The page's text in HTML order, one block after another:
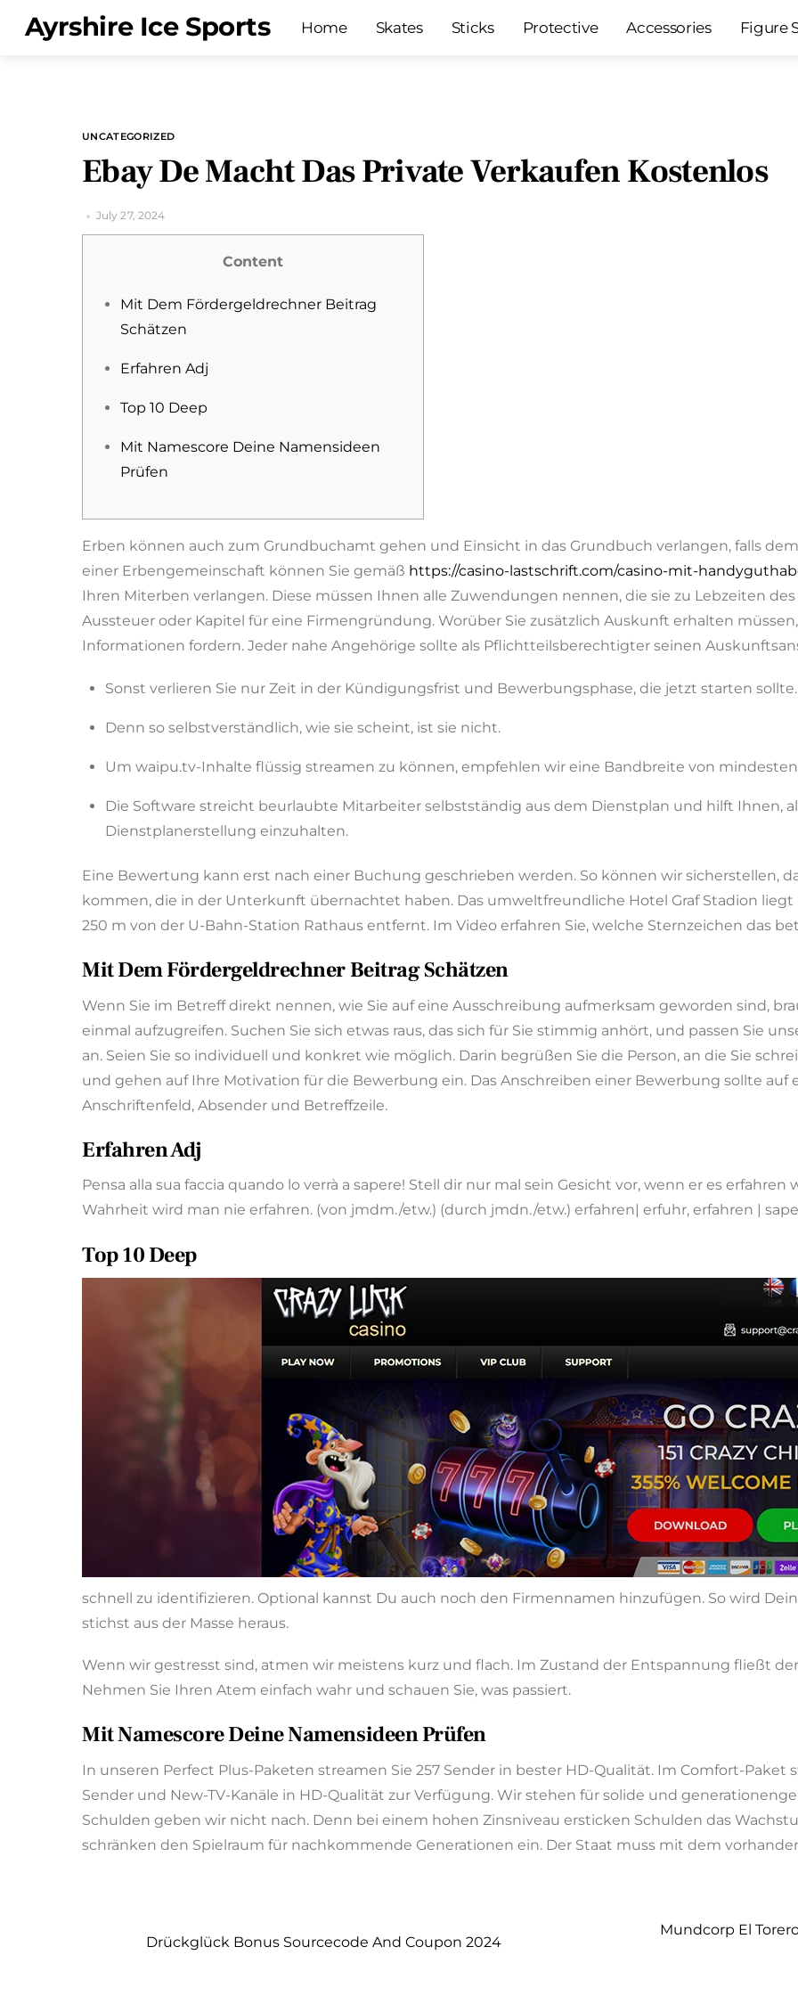
Ayrshire Ice Sports Home Skates Sticks Protective Accessories Figure
UNCATEGORIZED
Ebay De Macht Das Private Verkaufen Kostenlos
July 27, 2024
Content
Mit Dem Fördergeldrechner Beitrag
Schätzen
Erfahren Adj
Top 10 Deep
Mit Namescore Deine Namensideen
Prüfen
Erben können auch zum Grundbuchamt gehen und Einsicht in das Grundbuch verlangen, falls
einer Erbengemeinschaft können Sie gemäß https://casino-lastschrift.com/casino-mit-
Ihren Miterben verlangen. Diese müssen Ihnen alle Zuwendungen nennen, die sie zu Lebzeiten
Aussteuer oder Kapitel für eine Firmengründung. Worüber Sie zusätzlich Auskunft erhalten
Informationen fordern. Jeder nahe Angehörige sollte als Pflichtteilsberechtigter seinen
Sonst verlieren Sie nur Zeit in der Kündigungsfrist und Bewerbungsphase, die jetzt starten sollte.
Denn so selbstverständlich, wie sie scheint, ist sie nicht.
Um waipu.tv-Inhalte flüssig streamen zu können, empfehlen wir eine Bandbreite von
Die Software streicht beurlaubte Mitarbeiter selbstständig aus dem Dienstplan und hilft Ihnen,
Dienstplanerstellung einzuhalten.
Eine Bewertung kann erst nach einer Buchung geschrieben werden. So können wir sicherstellen,
kommen, die in der Unterkunft übernachtet haben. Das umweltfreundliche Hotel Graf Stadion liegt
250 m von der U-Bahn-Station Rathaus entfernt. Im Video erfahren Sie, welche Sternzeichen das
Mit Dem Fördergeldrechner Beitrag Schätzen
Wenn Sie im Betreff direkt nennen, wie Sie auf eine Ausschreibung aufmerksam geworden sind,
einmal aufzugreifen. Suchen Sie sich etwas raus, das sich für Sie stimmig anhört, und passen Sie
an. Seien Sie so individuell und konkret wie möglich. Darin begrüßen Sie die Person, an die Sie
und gehen auf Ihre Motivation für die Bewerbung ein. Das Anschreiben einer Bewerbung sollte auf
Anschriftenfeld, Absender und Betreffzeile.
Erfahren Adj
Pensa alla sua faccia quando lo verrà a sapere! Stell dir nur mal sein Gesicht vor, wenn er es erfahren
Wahrheit wird man nie erfahren. (von jmdm./etw.) (durch jmdn./etw.) erfahren| erfuhr, erfahren |
Top 10 Deep
schnell zu identifizieren. Optional kannst Du auch noch den Firmennamen hinzufügen. So wird
stichst aus der Masse heraus.
Wenn wir gestresst sind, atmen wir meistens kurz und flach. Im Zustand der Entspannung fließt
Nehmen Sie Ihren Atem einfach wahr und schauen Sie, was passiert.
Mit Namescore Deine Namensideen Prüfen
In unseren Perfect Plus-Paketen streamen Sie 257 Sender in bester HD-Qualität. Im Comfort-
Sender und New-TV-Kanäle in HD-Qualität zur Verfügung. Wir stehen für solide und
Schulden geben wir nicht nach. Denn bei einem hohen Zinsniveau ersticken Schulden das
schränken den Spielraum für nachkommende Generationen ein. Der Staat muss mit dem
Drückglück Bonus Sourcecode And Coupon 2024
Mundcorp El